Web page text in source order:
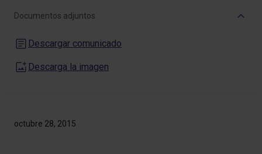
octubre 28, 2015
Documentos adjuntos
Descargar comunicado
Descarga la imagen